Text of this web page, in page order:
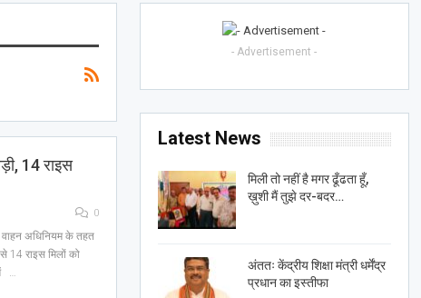
14 राइस
0
वाहन अधिनियम के तहत
से 14 राइस मिलों को
…
- Advertisement -
Latest News
मिली तो नहीं है मगर ढूँढता हूँ,
ख़ुशी मैं तुझे दर-बदर…
अंततः केंद्रीय शिक्षा मंत्री धर्मेंद्र
प्रधान का इस्तीफा